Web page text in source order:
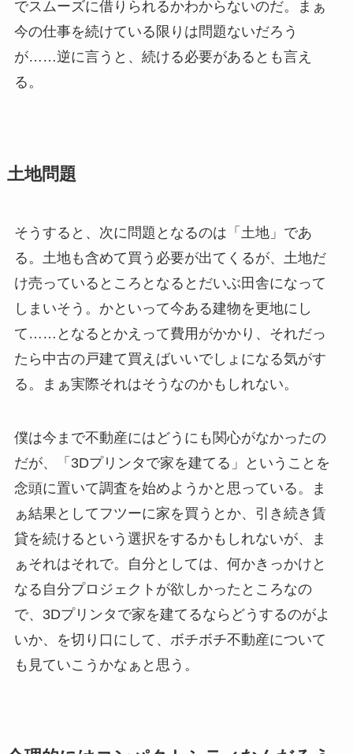
でスムーズに借りられるかわからないのだ。まぁ
今の仕事を続けている限りは問題ないだろう
が……逆に言うと、続ける必要があるとも言え
る。
土地問題
そうすると、次に問題となるのは「土地」であ
る。土地も含めて買う必要が出てくるが、土地だ
け売っているところとなるとだいぶ田舎になって
しまいそう。かといって今ある建物を更地にし
て……となるとかえって費用がかかり、それだっ
たら中古の戸建て買えばいいでしょになる気がす
る。まぁ実際それはそうなのかもしれない。
僕は今まで不動産にはどうにも関心がなかったの
だが、「3Dプリンタで家を建てる」ということを
念頭に置いて調査を始めようかと思っている。ま
ぁ結果としてフツーに家を買うとか、引き続き賃
貸を続けるという選択をするかもしれないが、ま
ぁそれはそれで。自分としては、何かきっかけと
なる自分プロジェクトが欲しかったところなの
で、3Dプリンタで家を建てるならどうするのがよ
いか、を切り口にして、ボチボチ不動産について
も見ていこうかなぁと思う。